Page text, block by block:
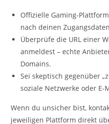
Offizielle Gaming-
nach deinen
Überprüfe die URL einer
anmeldest – echte
Domains.
Sei skeptisch gegenüber
soziale Netzwerke oder
Wenn du unsicher bist,
jeweiligen Plattform direkt